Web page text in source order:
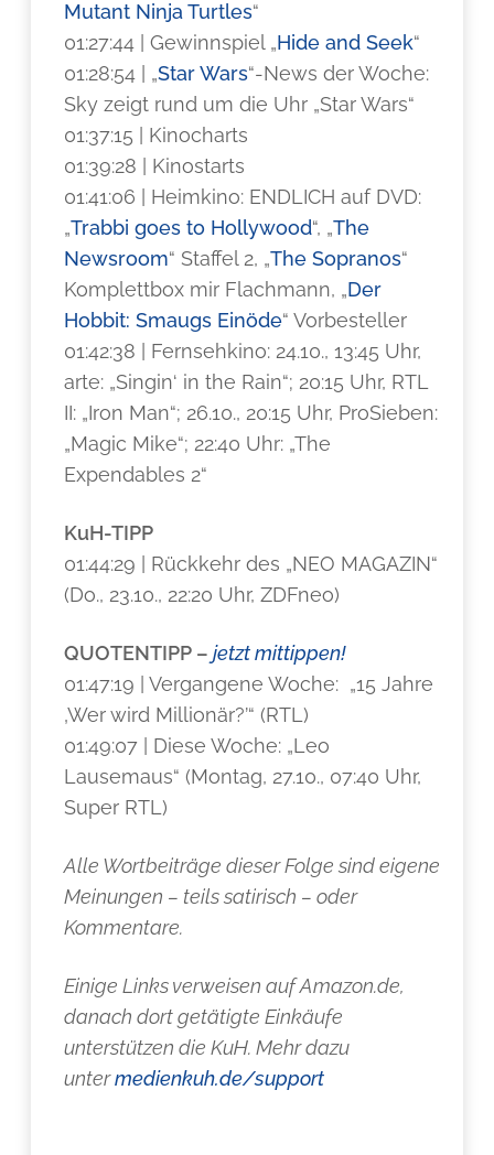
Mutant Ninja Turtles“
01:27:44 | Gewinnspiel „Hide and Seek“
01:28:54 | „Star Wars“-News der Woche:
Sky zeigt rund um die Uhr „Star Wars“
01:37:15 | Kinocharts
01:39:28 | Kinostarts
01:41:06 | Heimkino: ENDLICH auf DVD:
„Trabbi goes to Hollywood“, „The
Newsroom“ Staffel 2, „The Sopranos“
Komplettbox mir Flachmann, „Der
Hobbit: Smaugs Einöde“ Vorbesteller
01:42:38 | Fernsehkino: 24.10., 13:45 Uhr,
arte: „Singin‘ in the Rain“; 20:15 Uhr, RTL
II: „Iron Man“; 26.10., 20:15 Uhr, ProSieben:
„Magic Mike“; 22:40 Uhr: „The
Expendables 2“
KuH-TIPP
01:44:29 | Rückkehr des „NEO MAGAZIN“
(Do., 23.10., 22:20 Uhr, ZDFneo)
QUOTENTIPP –jetzt mittippen!
01:47:19 | Vergangene Woche: „15 Jahre
‚Wer wird Millionär?’“ (RTL)
01:49:07 | Diese Woche: „Leo
Lausemaus“ (Montag, 27.10., 07:40 Uhr,
Super RTL)
Alle Wortbeiträge dieser Folge sind eigene
Meinungen – teils satirisch – oder
Kommentare.
Einige Links verweisen auf Amazon.de,
danach dort getätigte Einkäufe
unterstützen die KuH. Mehr dazu
untermedienkuh.de/support